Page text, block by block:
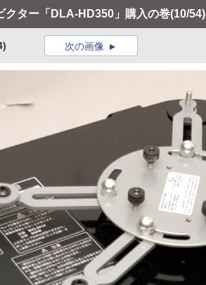
クター「DLA-HD350」購入の巻(10/54)
次の画像